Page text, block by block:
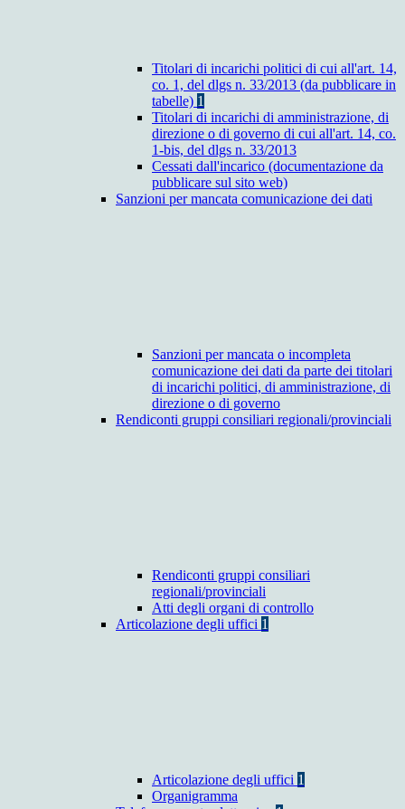
Titolari di incarichi politici di cui all'art. 14,
co. 1, del dlgs n. 33/2013 (da pubblicare in
tabelle) 1
Titolari di incarichi di amministrazione, di
direzione o di governo di cui all'art. 14, co.
1-bis, del dlgs n. 33/2013
Cessati dall'incarico (documentazione da
pubblicare sul sito web)
Sanzioni per mancata comunicazione dei dati
Sanzioni per mancata o incompleta
comunicazione dei dati da parte dei titolari
di incarichi politici, di amministrazione, di
direzione o di governo
Rendiconti gruppi consiliari regionali/provinciali
Rendiconti gruppi consiliari
regionali/provinciali
Atti degli organi di controllo
Articolazione degli uffici 1
Articolazione degli uffici 1
Organigramma